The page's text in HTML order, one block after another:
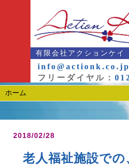
有限会社アクションケイ
info@actionk.co.jp
フリーダイヤル：
2018/02/28
老人福祉施設で